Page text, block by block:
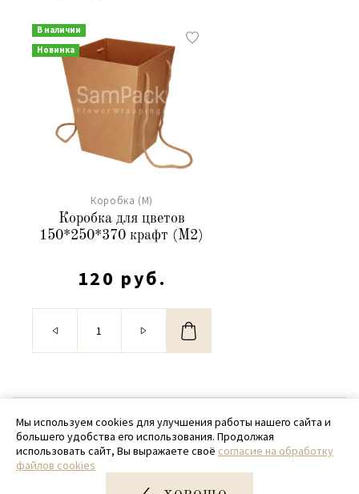
В наличии
Новинка
Коробка (М)
Коробка для цветов
150*250*370 крафт (М2)
120 руб.
© 2020 - 2026 SamPack
+ 7 (918) 699-97-87
zakaz@sampack.store
Мы используем cookies для улучшения работы нашего сайта и
большего удобства его использования. Продолжая
использовать сайт, Вы выражаете своё согласие на обработку
файлов cookies